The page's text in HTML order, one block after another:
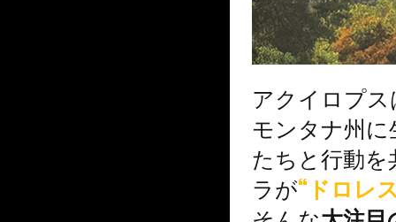
アクイロプ
モンタナ州
たちと行動
ラが“ドロレ